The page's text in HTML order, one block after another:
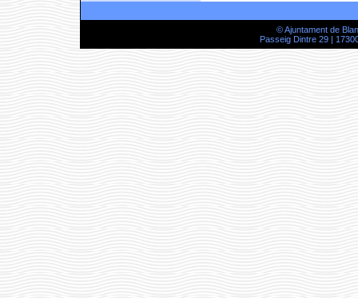
© Ajuntament de
Passeig Dintre 29 |